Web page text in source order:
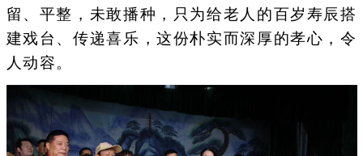
留、平整，未敢播种，只为给老人的百岁寿辰搭
建戏台、传递喜乐，这份朴实而深厚的孝心，令
人动容。